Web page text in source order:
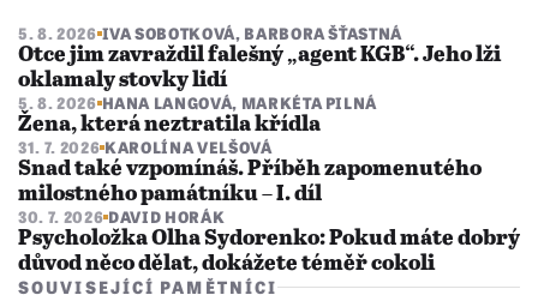
5. 8. 2026 IVA SOBOTKOVÁ, BARBORA ŠŤASTNÁ
Otce jim zavraždil falešný „agent KGB“. Jeho lži
oklamaly stovky lidí
5. 8. 2026 HANA LANGOVÁ, MARKÉTA PILNÁ
Žena, která neztratila křídla
31. 7. 2026 KAROLÍNA VELŠOVÁ
Snad také vzpomínáš. Příběh zapomenutého
milostného památníku – I. díl
30. 7. 2026 DAVID HORÁK
Psycholožka Olha Sydorenko: Pokud máte dobrý
důvod něco dělat, dokážete téměř cokoli
SOUVISEJÍCÍ PAMĚTNÍCI